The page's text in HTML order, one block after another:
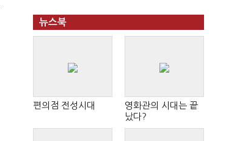
뉴스북
편의점 전성시대
영화관의 시대는 끝
났다?